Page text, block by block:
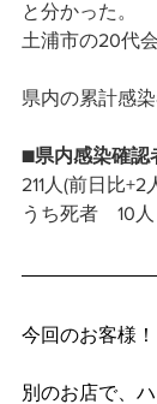
と分かった。
土浦市の20代
県内の累計感染
■県内感染確認
211人(前日比+2
うち死者　10
今回のお客様！
別のお店で、